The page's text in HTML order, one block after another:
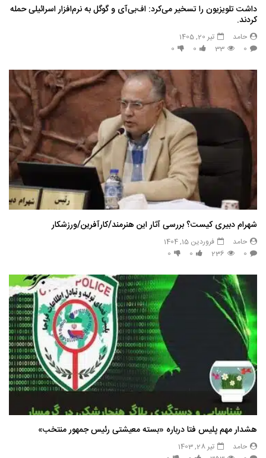
داشت تلویزیون را تسخیر می‌کرد: اف‌بی‌آی و گوگل به نرم‌افزار اسرائیلی حمله
کردند.
حامد
تیر 20, 1405
0
33
0
0
شهرام دبیری کیست؟ بررسی آثار این هنرمند/کارآفرین/ورزشکار
حامد
فروردین 15, 1404
0
236
0
0
هشدار مهم پلیس فتا درباره «بسته معیشتی رئیس جمهور منتخب»
حامد
تیر 28, 1403